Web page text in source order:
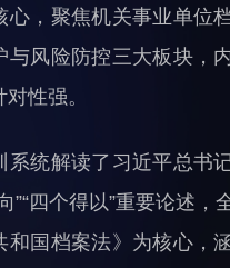
与管理
理
学术活
媒体报
科学普及
先进视
心，聚焦机关事业单位
与风险防控三大板块，
性强。
系统解读了习近平总书
”“四个得以”重要论述，
和国档案法》为核心，